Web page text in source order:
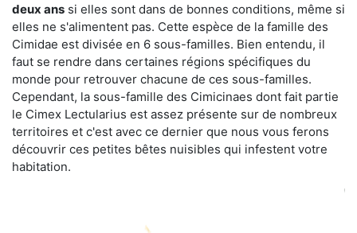
deux ans si elles sont dans de bonnes conditions, même si
elles ne s'alimentent pas. Cette espèce de la famille des
Cimidae est divisée en 6 sous-familles. Bien entendu, il
faut se rendre dans certaines régions spécifiques du
monde pour retrouver chacune de ces sous-familles.
Cependant, la sous-famille des Cimicinaes dont fait partie
le Cimex Lectularius est assez présente sur de nombreux
territoires et c'est avec ce dernier que nous vous ferons
découvrir ces petites bêtes nuisibles qui infestent votre
habitation.